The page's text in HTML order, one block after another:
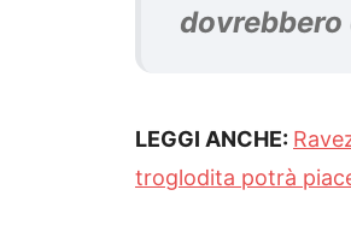
dovrebbero
LEGGI ANCHE:
troglodita potrà